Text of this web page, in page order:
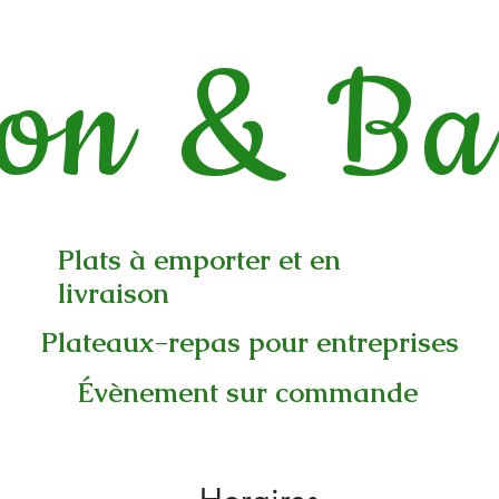
&
Plats à emporter et en
livraison
Plateaux-repas pour entreprises
Évènement sur commande